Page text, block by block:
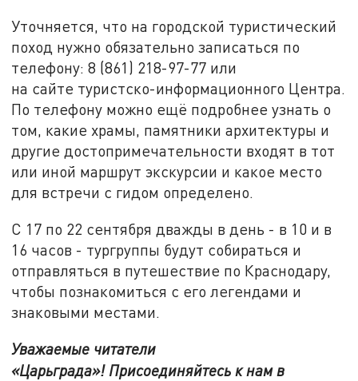
Уточняется, что на городской туристический
поход нужно обязательно записаться по
телефону: 8 (861) 218-97-77 или
на сайте туристско-информационного Центра.
По телефону можно ещё подробнее узнать о
том, какие храмы, памятники архитектуры и
другие достопримечательности входят в тот
или иной маршрут экскурсии и какое место
для встречи с гидом определено.
С 17 по 22 сентября дважды в день - в 10 и в
16 часов - тургруппы будут собираться и
отправляться в путешествие по Краснодару,
чтобы познакомиться с его легендами и
знаковыми местами.
Уважаемые читатели
«Царьграда»! Присоединяйтесь к нам в